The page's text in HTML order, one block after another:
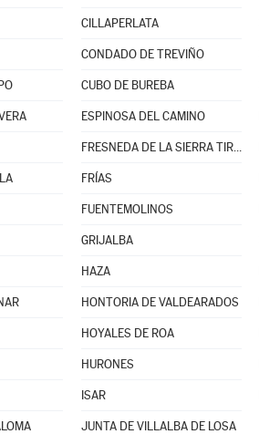
CILLAPERLATA
CONDADO DE TREVIÑO
CUBO DE BUREBA
ESPINOSA DEL CAMINO
FRESNEDA DE LA SIERRA TIRÓN
FRÍAS
FUENTEMOLINOS
GRIJALBA
HAZA
HONTORIA DE VALDEARADOS
HOYALES DE ROA
HURONES
ISAR
JUNTA DE VILLALBA DE LOSA